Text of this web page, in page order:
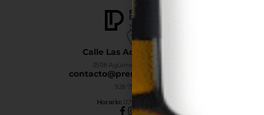
Calle Las Adelfas Nº6-B
35118 Agüimes, Las Palmas
contacto@premiumdrinks.es
928 754 363
Horario: 07:00h a 15:00h